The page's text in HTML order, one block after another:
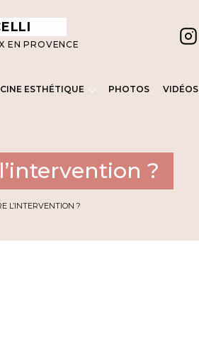
EN PROVENCE
ESTHÉTIQUE PHOTOS VIDÉOS
?
L’INTERVENTION ?